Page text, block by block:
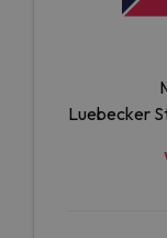
Luebecker